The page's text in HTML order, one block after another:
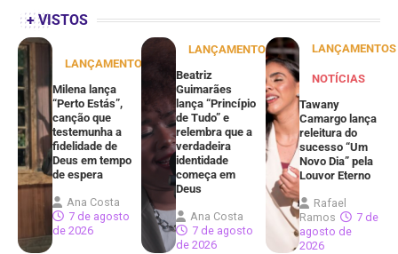
+ VISTOS
LANÇAMENTOS
Milena lança
“Perto Estás”,
canção que
testemunha a
fidelidade de
Deus em tempo
de espera
Ana Costa
7 de agosto
de 2026
LANÇAMENTOS
Beatriz
Guimarães
lança “Princípio
de Tudo” e
relembra que a
verdadeira
identidade
começa em
Deus
Ana Costa
7 de agosto
de 2026
LANÇAMENTOS
NOTÍCIAS
Tawany
Camargo lança
releitura do
sucesso “Um
Novo Dia” pela
Louvor Eterno
Rafael
Ramos
7 de
agosto de
2026